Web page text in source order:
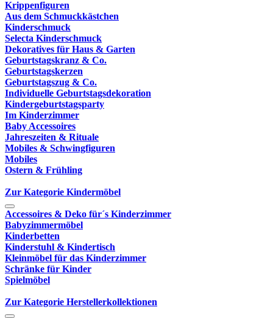
Krippenfiguren
Aus dem Schmuckkästchen
Kinderschmuck
Selecta Kinderschmuck
Dekoratives für Haus & Garten
Geburtstagskranz & Co.
Geburtstagskerzen
Geburtstagszug & Co.
Individuelle Geburtstagsdekoration
Kindergeburtstagsparty
Im Kinderzimmer
Baby Accessoires
Jahreszeiten & Rituale
Mobiles & Schwingfiguren
Mobiles
Ostern & Frühling
Zur Kategorie Kindermöbel
Accessoires & Deko für´s Kinderzimmer
Babyzimmermöbel
Kinderbetten
Kinderstuhl & Kindertisch
Kleinmöbel für das Kinderzimmer
Schränke für Kinder
Spielmöbel
Zur Kategorie Herstellerkollektionen